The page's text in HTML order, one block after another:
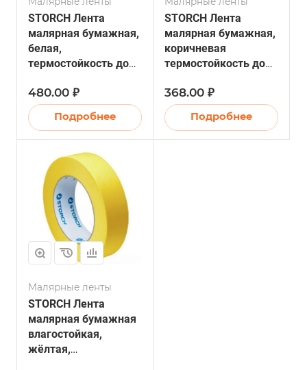
STORCH Лента
малярная бумажная,
белая,
термостойкость до
50м (6/24)
480.00 ₽
Подробнее
STORCH Лента
малярная бумажная,
коричневая
термостойкость до
50м (6/24)
368.00 ₽
Подробнее
Малярные ленты
STORCH Лента
малярная бумажная
влагостойкая,
жёлтая,